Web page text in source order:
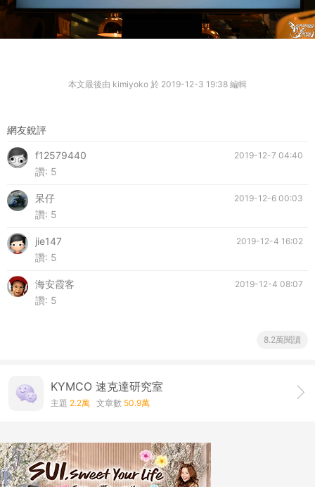
本文最後由 kimiyoko 於 2019-12-3 19:38 編輯
網友銳評
2019-12-7 04:40
f12579440
讚: 5
2019-12-6 00:03
呆仔
讚: 5
2019-12-4 16:02
jie147
讚: 5
2019-12-4 08:07
海安霞客
讚: 5
8.2萬閱讀
KYMCO 速克達研究室
主題 2.2萬 文章數 50.9萬